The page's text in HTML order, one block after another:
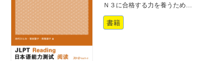
Ｎ３に合格する力を養うため…
書籍